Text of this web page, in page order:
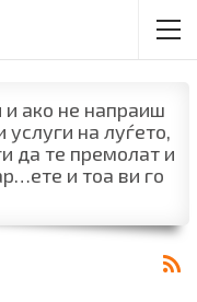
и ако не напраиш
на луѓето,
да те премолат и
и тоа ви го